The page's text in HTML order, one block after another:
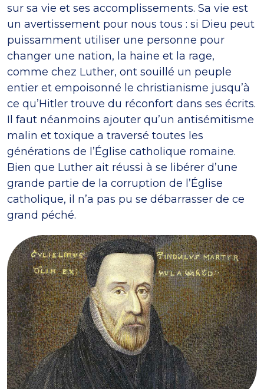
sur sa vie et ses accomplissements. Sa vie est
un avertissement pour nous tous : si Dieu peut
puissamment utiliser une personne pour
changer une nation, la haine et la rage,
comme chez Luther, ont souillé un peuple
entier et empoisonné le christianisme jusqu’à
ce qu’Hitler trouve du réconfort dans ses écrits.
Il faut néanmoins ajouter qu’un antisémitisme
malin et toxique a traversé toutes les
générations de l’Église catholique romaine.
Bien que Luther ait réussi à se libérer d’une
grande partie de la corruption de l’Église
catholique, il n’a pas pu se débarrasser de ce
grand péché.